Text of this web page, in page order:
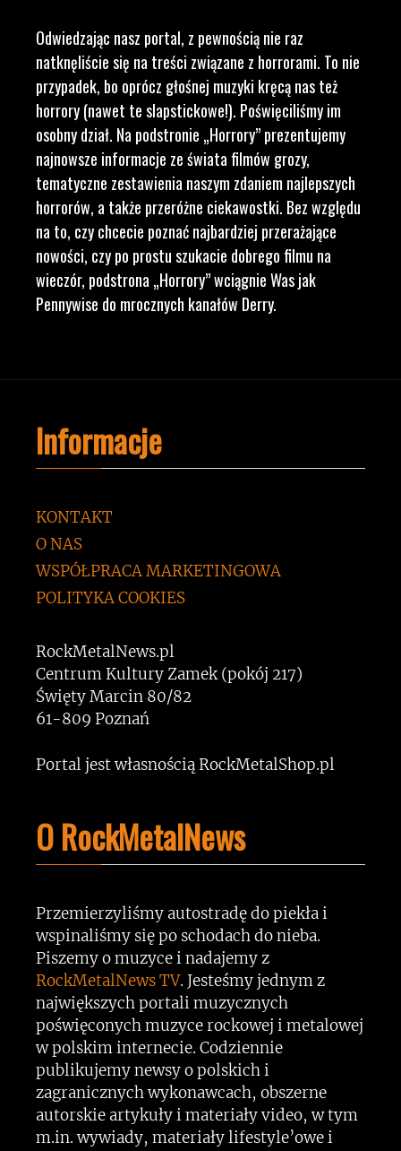
Odwiedzając nasz portal, z pewnością nie raz
natknęliście się na treści związane z horrorami. To nie
przypadek, bo oprócz głośnej muzyki kręcą nas też
horrory (nawet te slapstickowe!). Poświęciliśmy im
osobny dział. Na podstronie „Horrory” prezentujemy
najnowsze informacje ze świata filmów grozy,
tematyczne zestawienia naszym zdaniem najlepszych
horrorów, a także przeróżne ciekawostki. Bez względu
na to, czy chcecie poznać najbardziej przerażające
nowości, czy po prostu szukacie dobrego filmu na
wieczór, podstrona „Horrory” wciągnie Was jak
Pennywise do mrocznych kanałów Derry.
Informacje
KONTAKT
O NAS
WSPÓŁPRACA MARKETINGOWA
POLITYKA COOKIES
RockMetalNews.pl
Centrum Kultury Zamek (pokój 217)
Święty Marcin 80/82
61-809 Poznań
Portal jest własnością RockMetalShop.pl
O RockMetalNews
Przemierzyliśmy autostradę do piekła i
wspinaliśmy się po schodach do nieba.
Piszemy o muzyce i nadajemy z
RockMetalNews TV. Jesteśmy jednym z
największych portali muzycznych
poświęconych muzyce rockowej i metalowej
w polskim internecie. Codziennie
publikujemy newsy o polskich i
zagranicznych wykonawcach, obszerne
autorskie artykuły i materiały video, w tym
m.in. wywiady, materiały lifestyle’owe i